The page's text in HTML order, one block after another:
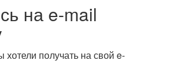
на e-mail
получать на свой e-